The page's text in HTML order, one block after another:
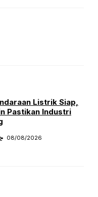
Listrik Siap,
Pastikan Industri
08/08/2026